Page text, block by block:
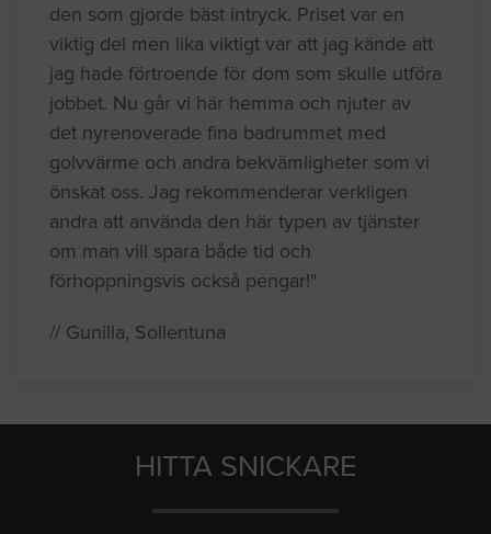
den som gjorde bäst intryck. Priset var en
viktig del men lika viktigt var att jag kände att
jag hade förtroende för dom som skulle utföra
jobbet. Nu går vi här hemma och njuter av
det nyrenoverade fina badrummet med
golvvärme och andra bekvämligheter som vi
önskat oss. Jag rekommenderar verkligen
andra att använda den här typen av tjänster
om man vill spara både tid och
förhoppningsvis också pengar!"
// Gunilla, Sollentuna
HITTA SNICKARE